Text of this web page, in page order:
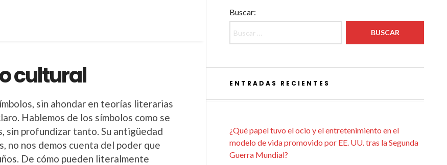
cultural
sin ahondar en teorías literarias
Hablemos de los símbolos como se
sin profundizar tanto. Su antigüedad
no nos demos cuenta del poder que
De cómo pueden literalmente
Buscar:
ENTRADAS RECIENTES
¿Qué papel tuvo el ocio y el entretenimiento en el
modelo de vida promovido por EE. UU. tras la Segunda
Guerra Mundial?